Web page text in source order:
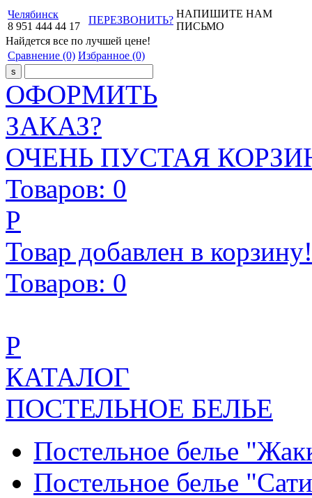
Челябинск
8 951 444 44 17
ПЕРЕЗВОНИТЬ?
НАПИШИТЕ НАМ
ПИСЬМО
Найдется все по лучшей цене!
Сравнение (0) Избранное (0)
ОФОРМИТЬ
ЗАКАЗ?
ОЧЕНЬ ПУСТАЯ
Товаров: 0
Р
Товар добавлен в корзину!
Товаров: 0
Р
КАТАЛОГ
ПОСТЕЛЬНОЕ БЕЛЬЕ
Постельное белье
Постельное белье